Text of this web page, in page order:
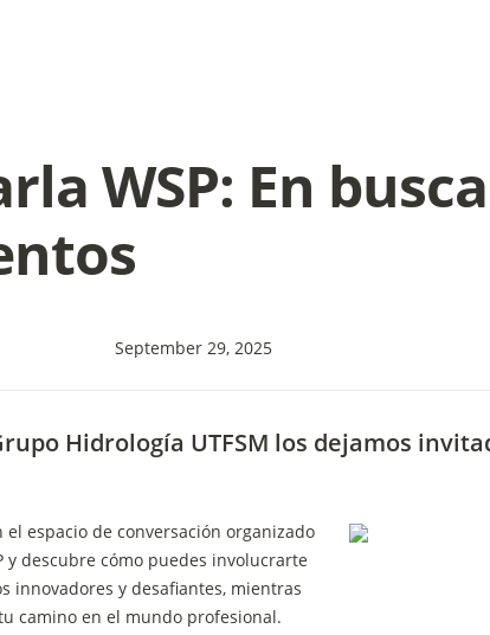
WSP: En
September 29, 2025
Hidrología UTFSM los dejamos
el espacio de conversación organizado
y descubre cómo puedes involucrarte
innovadores y desafiantes, mientras
camino en el mundo profesional.